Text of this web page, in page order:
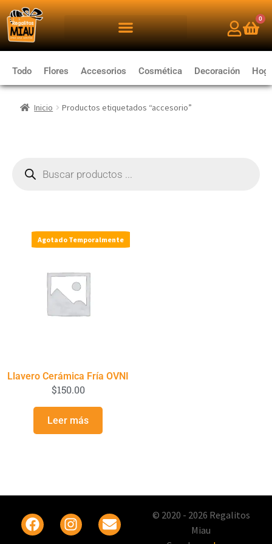
0
Todo Flores Accesorios Cosmética Decoración
Inicio Productos etiquetados “accesorio”
Agotado Temporalmente
Llavero Cerámica Fría OVNI
$150.00
Leer más
© 2020 - 2026 Regalitos
Miau